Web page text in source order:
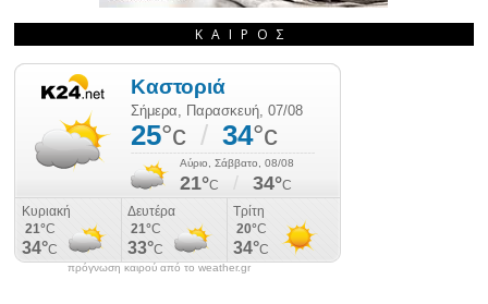
ΚΑΙΡΌΣ
πρόγνωση καιρού από το weather.gr